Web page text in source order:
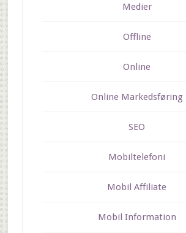
Medier
Offline
Online
Online Markedsføring
SEO
Mobiltelefoni
Mobil Affiliate
Mobil Information